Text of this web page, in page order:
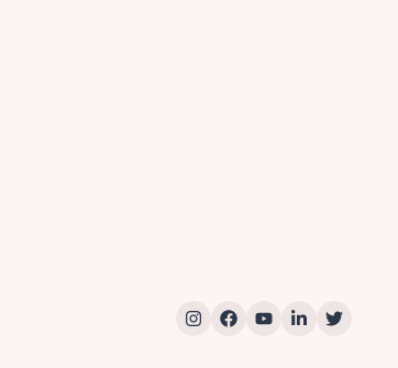
Instagram
Facebook
YouTube
LinkedInTwitter